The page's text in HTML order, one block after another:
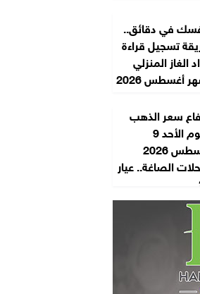
في دقائق..
تسجيل قراءة
الغاز المنزلي
أغسطس 2026
سعر الذهب
اليوم الأحد 9
أغسطس 2026
الصاغة.. عيار